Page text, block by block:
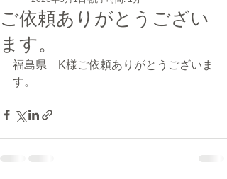
ご依頼ありがとうござい
ます。
福島県　K様ご依頼ありがとうございま
す。